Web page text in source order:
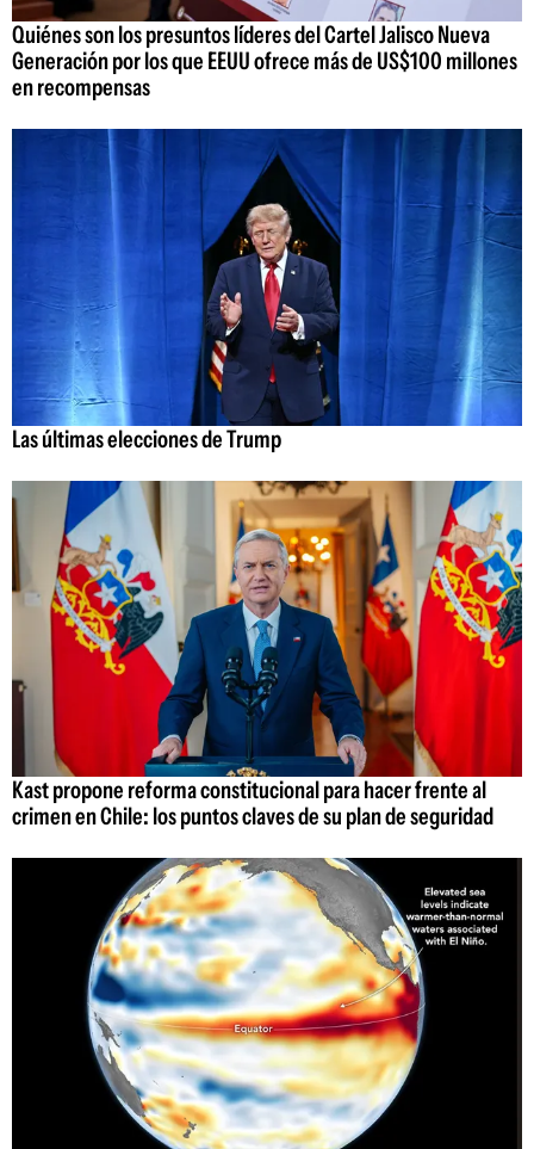
Quiénes son los presuntos líderes del Cartel Jalisco Nueva
Generación por los que EEUU ofrece más de US$100 millones
en recompensas
Las últimas elecciones de Trump
Kast propone reforma constitucional para hacer frente al
crimen en Chile: los puntos claves de su plan de seguridad